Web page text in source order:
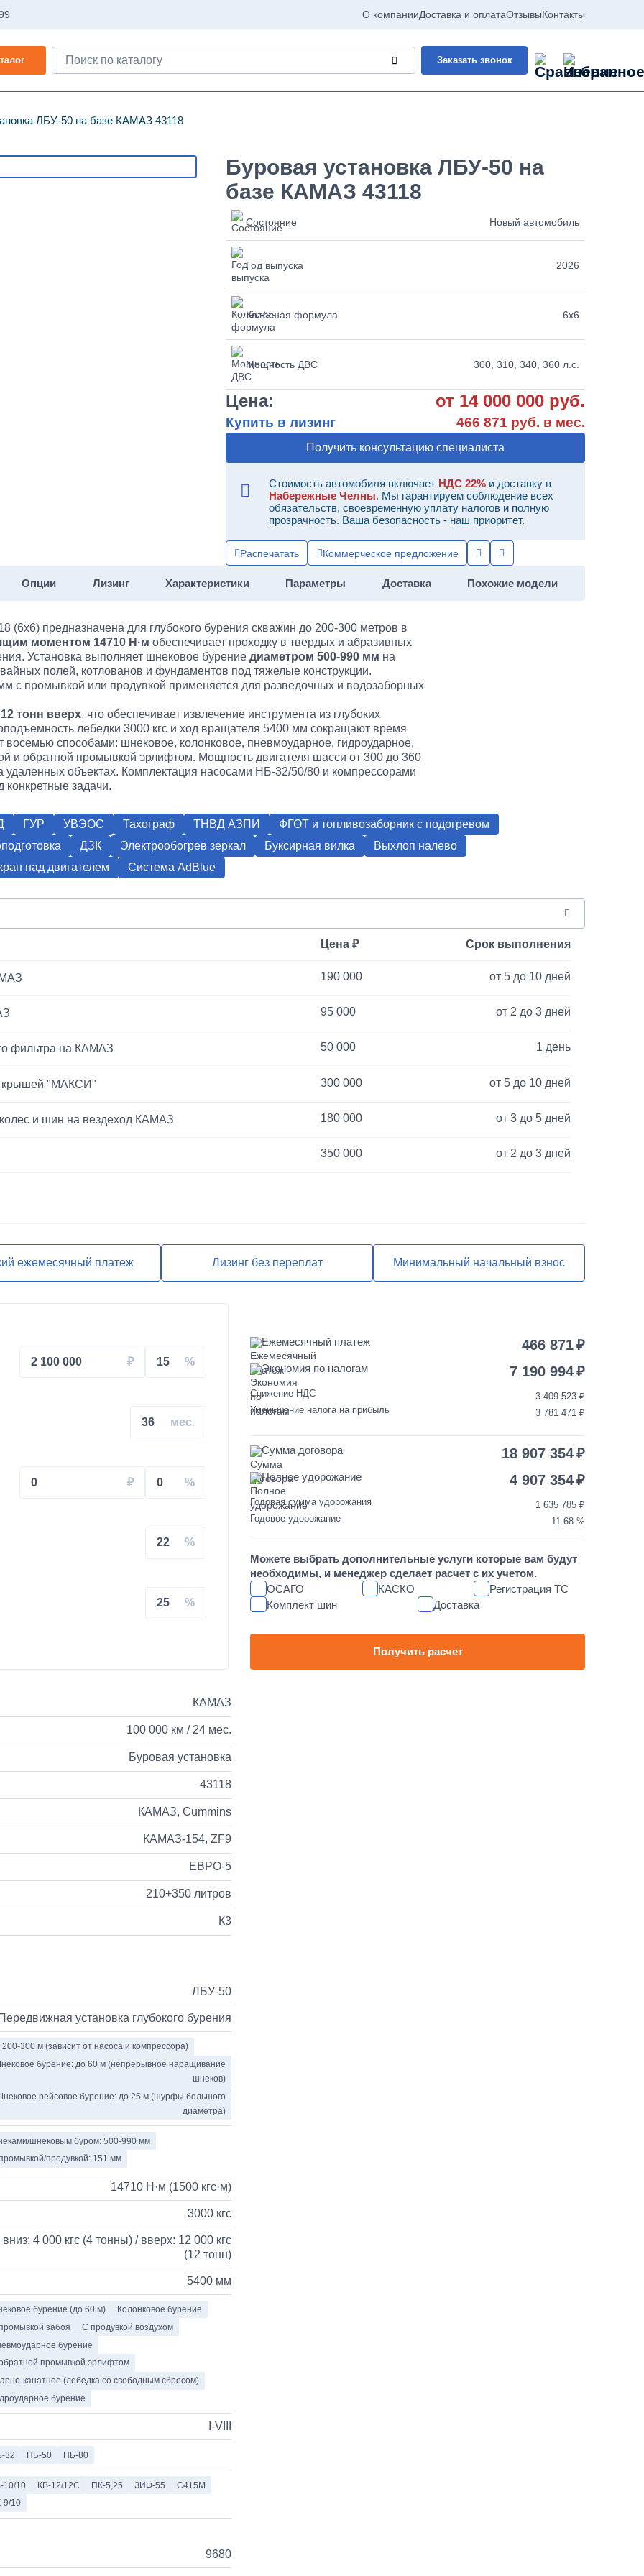
О компанииДоставка и оплатаОтзывыКонтакты
Заказать звонок
ЛБУ-50 на базе КАМАЗ 43118
Буровая установка ЛБУ-50 на
базе КАМАЗ 43118
Состояние Новый автомобиль
Год выпуска 2026
Колёсная формула 6х6
Мощность ДВС 300, 310, 340, 360 л.с.
Цена: от 14 000 000 руб.
Купить в лизинг 466 871 руб. в мес.
Получить консультацию специалиста
Стоимость автомобиля включает НДС 22% и доставку в
Набережные Челны. Мы гарантируем соблюдение всех
обязательств, своевременную уплату налогов и полную
прозрачность. Ваша безопасность - наш приоритет.
Распечатать Коммерческое предложение
Опции Лизинг Характеристики Параметры Доставка Похожие модели
предназначена для глубокого бурения скважин до 200-300 метров в
моментом 14710 Н·м обеспечивает проходку в твердых и абразивных
Установка выполняет шнековое бурение диаметром 500-990 мм на
полей, котлованов и фундаментов под тяжелые конструкции.
с промывкой или продувкой применяется для разведочных и водозаборных
12 тонн вверх, что обеспечивает извлечение инструмента из глубоких
лебедки 3000 кгс и ход вращателя 5400 мм сокращают время
восемью способами: шнековое, колонковое, пневмоударное, гидроударное,
и обратной промывкой эрлифтом. Мощность двигателя шасси от 300 до 360
удаленных объектах. Комплектация насосами НБ-32/50/80 и компрессорами
задачи.
ГУР УВЭОС Тахограф ТНВД АЗПИ
ФГОТ и топливозаборник с подогревом
ДЗК Электрообогрев зеркал Буксирная вилка
Выхлоп налево
над двигателем Система AdBlue
Цена Срок выполнения
190 000 от 5 до 10 дней
95 000 от 2 до 3 дней
фильтра на КАМАЗ 50 000 1 день
крышей "МАКСИ" 300 000 от 5 до 10 дней
и шин на вездеход КАМАЗ 180 000 от 3 до 5 дней
350 000 от 2 до 3 дней
2 850 000 от 2 до 3 дней
150 000 от 5 до 10 дней
КАМАЗ 1 день
кузова 10 000 1 день
салоном
60 000 1 день
80 000
ежемесячный платеж Лизинг без переплат Минимальный начальный взнос
2 100 000 15
36
0 0
22
25
Ежемесячный платеж 466 871
Экономия по налогам 7 190 994
Снижение НДС
3 409 523
Уменьшение налога на прибыль
3 781 471
Сумма договора 18 907 354
Полное удорожание 4 907 354
Годовая сумма удорожания
1 635 785
Годовое удорожание
11.68
Можете выбрать дополнительные услуги которые вам будут
необходимы, и менеджер сделает расчет с их учетом.
ОСАГО
КАСКО
Регистрация ТС
Комплект шин
Доставка
Получить расчет
КАМАЗ
100 000 км / 24 мес.
Буровая установка
43118
КАМАЗ, Cummins
КАМАЗ-154, ZF9
ЕВРО-5
210+350 литров
К3
ЛБУ-50
Передвижная установка глубокого бурения
200-300 м (зависит от насоса и компрессора)
бурение: до 60 м (непрерывное наращивание
шнеков)
рейсовое бурение: до 25 м (шурфы большого
диаметра)
шнековым буром: 500-990 мм
продувкой: 151 мм
14710 Н·м (1500 кгс·м)
3000 кгс
вниз: 4 000 кгс (4 тонны) / вверх: 12 000 кгс
(12 тонн)
5400 мм
бурение (до 60 м)
Колонковое бурение
забоя
С продувкой воздухом
бурение
промывкой эрлифтом
канатное (лебедка со свободным сбросом)
бурение
I-VIII
32 НБ-50 НБ-80
10/10 КВ-12/12С ПК-5,25 ЗИФ-55
С415М
9/10
9680